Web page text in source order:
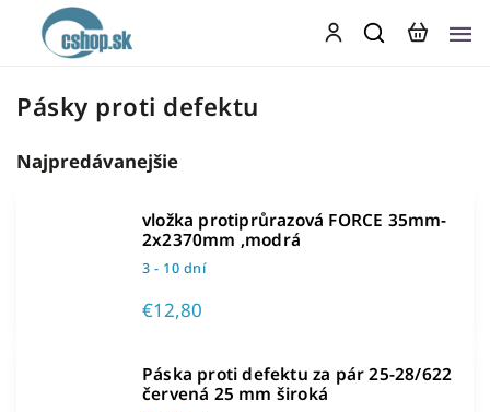
Pásky proti defektu
Najpredávanejšie
vložka protiprůrazová FORCE 35mm-
2x2370mm ,modrá
3 - 10 dní
€12,80
Páska proti defektu za pár 25-28/622
červená 25 mm široká